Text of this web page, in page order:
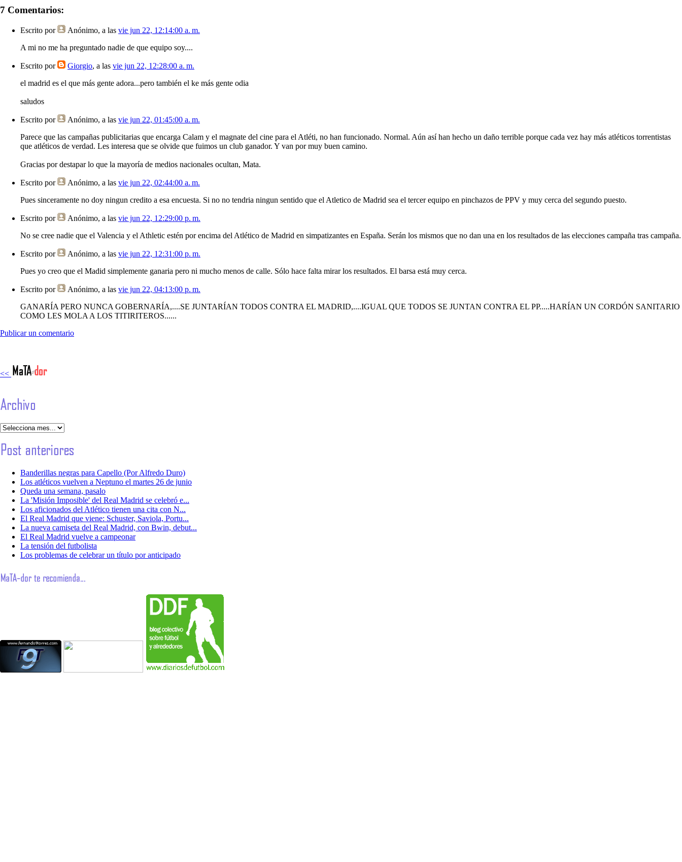
7 Comentarios:
Escrito por Anónimo, a las vie jun 22, 12:14:00 a. m.
A mi no me ha preguntado nadie de que equipo soy....
Escrito por Giorgio, a las vie jun 22, 12:28:00 a. m.
el madrid es el que más gente adora...pero también el ke más gente odia
saludos
Escrito por Anónimo, a las vie jun 22, 01:45:00 a. m.
Parece que las campañas publicitarias que encarga Calam y el magnate del cine para el Atléti, no han funcionado. Normal. Aún así han hecho un daño terrible porque cada vez hay más atléticos torrentistas
que atléticos de verdad. Les interesa que se olvide que fuimos un club ganador. Y van por muy buen camino.
Gracias por destapar lo que la mayoría de medios nacionales ocultan, Mata.
Escrito por Anónimo, a las vie jun 22, 02:44:00 a. m.
Pues sinceramente no doy ningun credito a esa encuesta. Si no no tendria ningun sentido que el Atletico de Madrid sea el tercer equipo en pinchazos de PPV y muy cerca del segundo puesto.
Escrito por Anónimo, a las vie jun 22, 12:29:00 p. m.
No se cree nadie que el Valencia y el Athletic estén por encima del Atlético de Madrid en simpatizantes en España. Serán los mismos que no dan una en los resultados de las elecciones campaña tras campaña.
Escrito por Anónimo, a las vie jun 22, 12:31:00 p. m.
Pues yo creo que el Madid simplemente ganaria pero ni mucho menos de calle. Sólo hace falta mirar los resultados. El barsa está muy cerca.
Escrito por Anónimo, a las vie jun 22, 04:13:00 p. m.
GANARÍA PERO NUNCA GOBERNARÍA,....SE JUNTARÍAN TODOS CONTRA EL MADRID,....IGUAL QUE TODOS SE JUNTAN CONTRA EL PP.....HARÍAN UN CORDÓN SANITARIO
COMO LES MOLA A LOS TITIRITEROS......
Publicar un comentario
<<
Banderillas negras para Capello (Por Alfredo Duro)
Los atléticos vuelven a Neptuno el martes 26 de junio
Queda una semana, pasalo
La 'Misión Imposible' del Real Madrid se celebró e...
Los aficionados del Atlético tienen una cita con N...
El Real Madrid que viene: Schuster, Saviola, Portu...
La nueva camiseta del Real Madrid, con Bwin, debut...
El Real Madrid vuelve a campeonar
La tensión del futbolista
Los problemas de celebrar un título por anticipado